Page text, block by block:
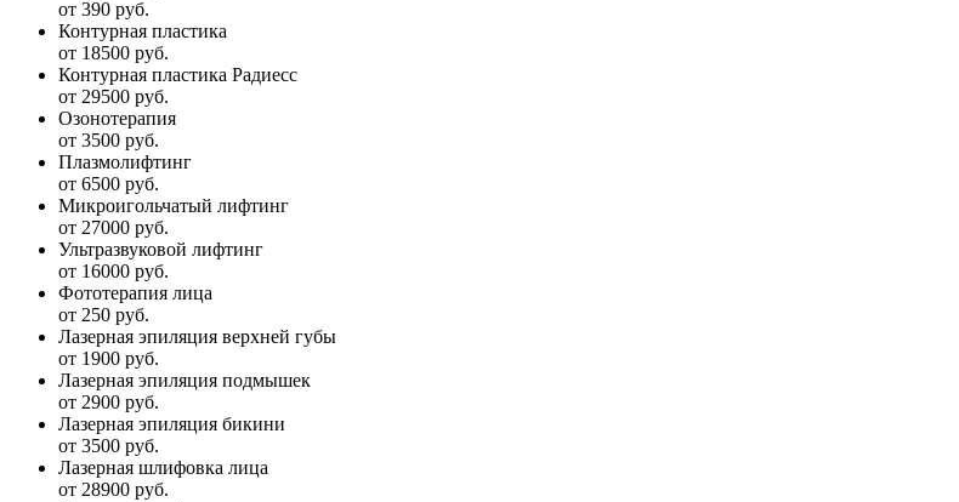
от 390 руб.
Контурная пластика
от 18500 руб.
Контурная пластика Радиесс
от 29500 руб.
Озонотерапия
от 3500 руб.
Плазмолифтинг
от 6500 руб.
Микроигольчатый лифтинг
от 27000 руб.
Ультразвуковой лифтинг
от 16000 руб.
Фототерапия лица
от 250 руб.
Лазерная эпиляция верхней губы
от 1900 руб.
Лазерная эпиляция подмышек
от 2900 руб.
Лазерная эпиляция бикини
от 3500 руб.
Лазерная шлифовка лица
от 28900 руб.